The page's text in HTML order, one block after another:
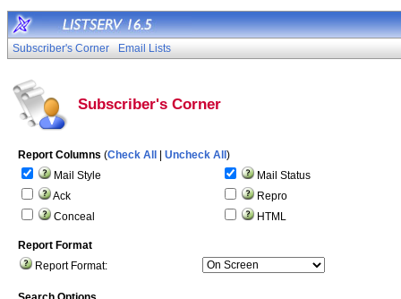
Subscriber's Corner Email Lists
Subscriber's Corner
Report Columns (Check All Uncheck All )
Mail Style
Mail Status
Ack
Repro
Conceal
HTML
Report Format
Report Format: